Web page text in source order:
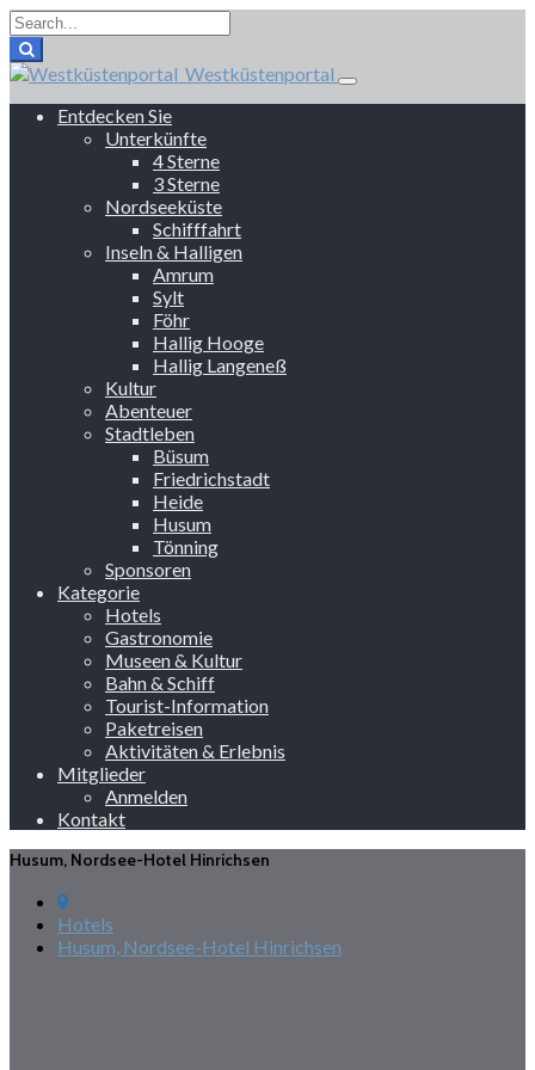
Westküstenportal
Entdecken Sie
Unterkünfte
4 Sterne
3 Sterne
Nordseeküste
Schifffahrt
Inseln & Halligen
Amrum
Sylt
Föhr
Hallig Hooge
Hallig Langeneß
Kultur
Abenteuer
Stadtleben
Büsum
Friedrichstadt
Heide
Husum
Tönning
Sponsoren
Kategorie
Hotels
Gastronomie
Museen & Kultur
Bahn & Schiff
Tourist-Information
Paketreisen
Aktivitäten & Erlebnis
Mitglieder
Anmelden
Kontakt
Husum, Nordsee-Hotel Hinrichsen
Hotels
Husum, Nordsee-Hotel Hinrichsen